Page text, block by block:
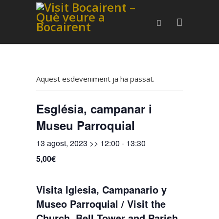
Aquest esdeveniment ja ha passat.
Església, campanar i
Museu Parroquial
13 agost, 2023 >> 12:00 - 13:30
5,00€
Visita Iglesia, Campanario y
Museo Parroquial / Visit the